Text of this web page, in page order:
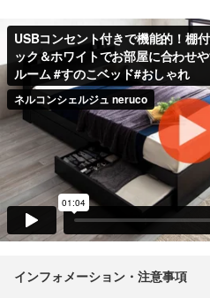
インフォメーション・注意事項